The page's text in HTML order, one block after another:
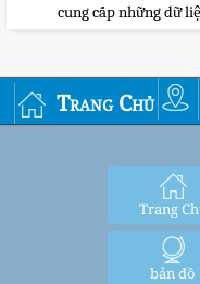
cung cấp những dữ
Trang Chủ
Trang
bản đồ